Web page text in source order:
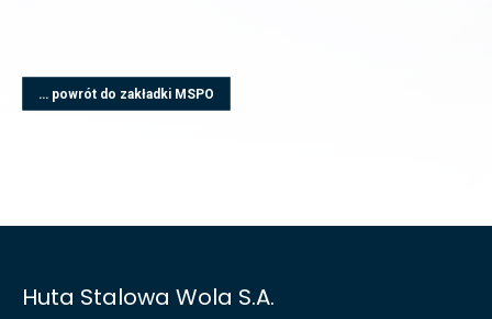
… powrót do zakładki MSPO
Huta Stalowa Wola S.A.